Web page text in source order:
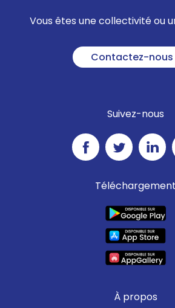
Vous êtes une collectivité ou
Contactez-nous
Suivez-nous
Téléchargement
À propos